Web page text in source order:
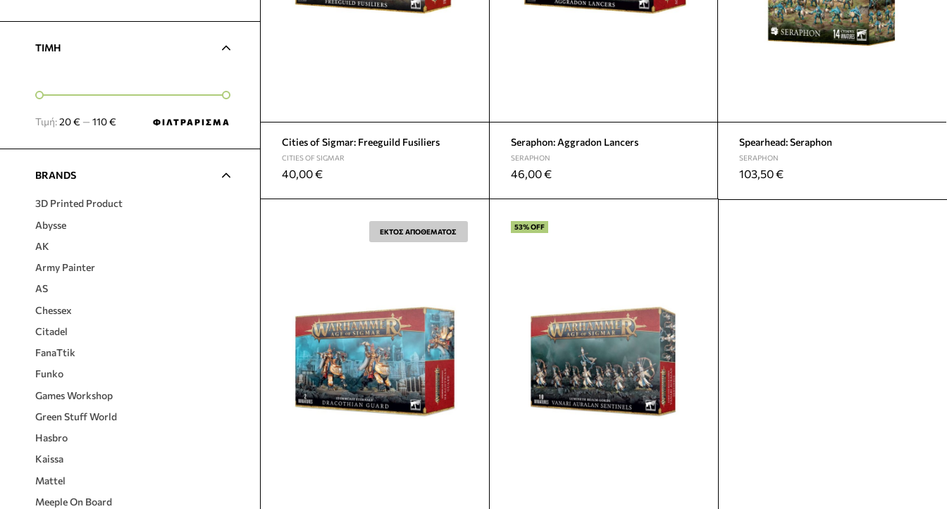
Cities of Sigmar: Freeguild Fusiliers
CITIES OF SIGMAR
40,00€
Seraphon: Aggradon Lancers
SERAPHON
46,00€
Spearhead: Seraphon
SERAPHON
103,50€
ΕΚΤΟΣ ΑΠΟΘΕΜΑΤΟΣ
53% OFF
TIMH
ΦΙΛΤΡΆΡΙΣΜΑ
Τιμή:20 € — 110 €
BRANDS
3D Printed Product
Abysse
AK
Army Painter
AS
Chessex
Citadel
FanaTtik
Funko
Games Workshop
Green Stuff World
Hasbro
Kaissa
Mattel
Meeple On Board